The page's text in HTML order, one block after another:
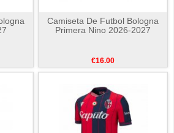
Camiseta De Futbol Bologna
Primera Nino 2026-2027
€16.00